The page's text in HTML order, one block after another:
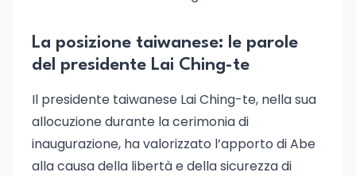
La posizione taiwanese: le parole
del presidente Lai Ching-te
Il presidente taiwanese Lai Ching-te, nella sua
allocuzione durante la cerimonia di
inaugurazione, ha valorizzato l’apporto di Abe
alla causa della libertà e della sicurezza di